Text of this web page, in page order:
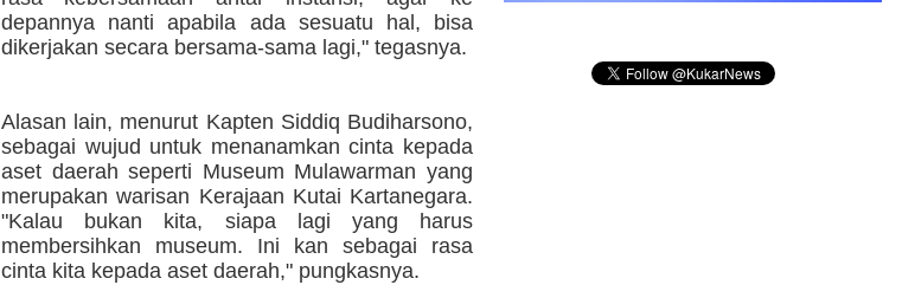
depannya nanti apabila ada sesuatu hal, bisa
dikerjakan secara bersama-sama lagi," tegasnya.
Alasan lain, menurut Kapten Siddiq Budiharsono,
sebagai wujud untuk menanamkan cinta kepada
aset daerah seperti Museum Mulawarman yang
merupakan warisan Kerajaan Kutai Kartanegara.
"Kalau bukan kita, siapa lagi yang harus
membersihkan museum. Ini kan sebagai rasa
cinta kita kepada aset daerah," pungkasnya.